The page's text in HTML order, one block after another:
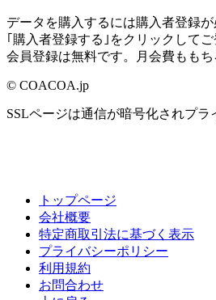
データを購入するには購入者登録が
｢購入者登録する｣をクリックしてご
会員登録は無料です。月会費ももち
© COACOA.jp
SSLページは通信が暗号化されプラ
トップページ
会社概要
特定商取引法に基づく表示
プライバシーポリシー
利用規約
お問合わせ